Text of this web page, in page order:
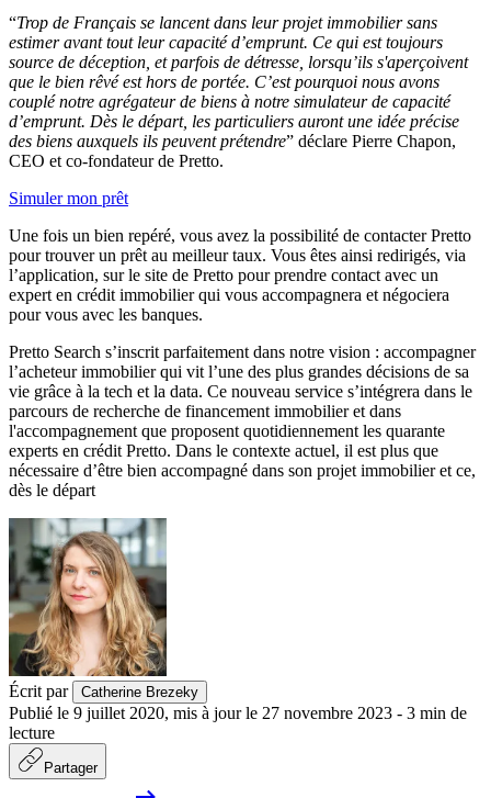
“Trop de Français se lancent dans leur projet immobilier sans
estimer avant tout leur capacité d’emprunt. Ce qui est toujours
source de déception, et parfois de détresse, lorsqu’ils s'aperçoivent
que le bien rêvé est hors de portée. C’est pourquoi nous avons
couplé notre agrégateur de biens à notre simulateur de capacité
d’emprunt. Dès le départ, les particuliers auront une idée précise
des biens auxquels ils peuvent prétendre” déclare Pierre Chapon,
CEO et co-fondateur de Pretto.
Simuler mon prêt
Une fois un bien repéré, vous avez la possibilité de contacter Pretto
pour trouver un prêt au meilleur taux. Vous êtes ainsi redirigés, via
l’application, sur le site de Pretto pour prendre contact avec un
expert en crédit immobilier qui vous accompagnera et négociera
pour vous avec les banques.
Pretto Search s’inscrit parfaitement dans notre vision : accompagner
l’acheteur immobilier qui vit l’une des plus grandes décisions de sa
vie grâce à la tech et la data. Ce nouveau service s’intégrera dans le
parcours de recherche de financement immobilier et dans
l'accompagnement que proposent quotidiennement les quarante
experts en crédit Pretto. Dans le contexte actuel, il est plus que
nécessaire d’être bien accompagné dans son projet immobilier et ce,
dès le départ
Écrit par Catherine Brezeky
Publié le 9 juillet 2020, mis à jour le 27 novembre 2023 - 3 min de
lecture
Partager